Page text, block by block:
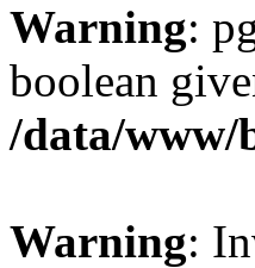
Warning:
boolean
/data/www/
Warning: